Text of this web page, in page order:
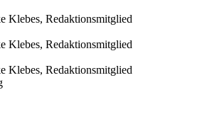
Klebes, Redaktionsmitglied
Klebes, Redaktionsmitglied
Klebes, Redaktionsmitglied